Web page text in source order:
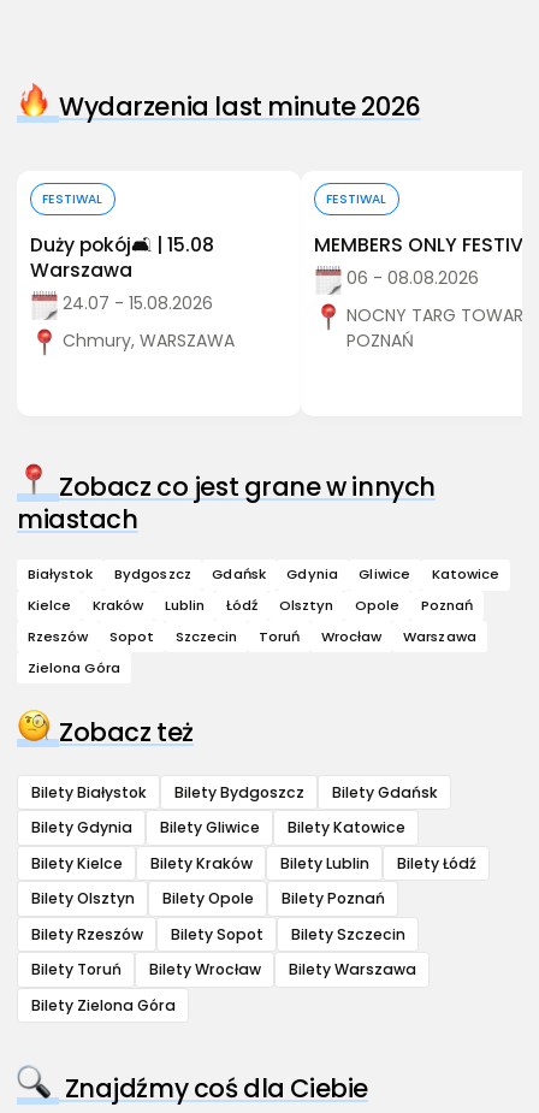
Wydarzenia last minute 2026
FESTIWAL
Duży pokój🛋️ | 15.08
Warszawa
24.07 - 15.08.2026
Chmury, WARSZAWA
FESTIWAL
MEMBERS ONLY
06 - 08.08.2026
NOCNY TARG
POZNAŃ
Zobacz co jest grane w innych
miastach
Białystok Bydgoszcz Gdańsk Gdynia Gliwice
Katowice
Kielce
Kraków Lublin Łódź Olsztyn Opole
Poznań
Rzeszów
Sopot Szczecin Toruń Wrocław
Warszawa
Zielona Góra
Zobacz też
Bilety Białystok Bilety Bydgoszcz
Bilety Gdańsk
Bilety Gdynia
Bilety Gliwice
Bilety Katowice
Bilety Kielce
Bilety Kraków Bilety Lublin
Bilety Łódź
Bilety Olsztyn
Bilety Opole
Bilety Poznań
Bilety Rzeszów
Bilety Sopot
Bilety Szczecin
Bilety Toruń
Bilety Wrocław
Bilety Warszawa
Bilety Zielona Góra
Znajdźmy coś dla Ciebie